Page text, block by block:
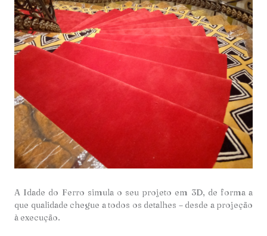
A Idade do Ferro simula o seu projeto em 3D, de forma a
que qualidade chegue a todos os detalhes – desde a projeção
à execução.